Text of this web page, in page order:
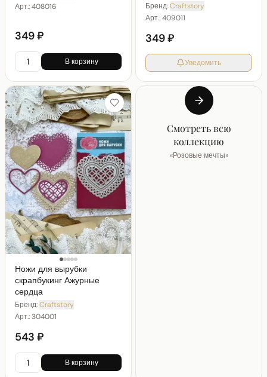
Арт.:408016
349 ₽
В корзину
Бренд:Craftstory
Арт.:409011
349 ₽
Уведомить
Ножи для вырубки
скрапбукинг Ажурные
сердца
Бренд:Craftstory
Арт.:304001
543 ₽
В корзину
Смотреть всю
коллекцию
«Розовые мечты»